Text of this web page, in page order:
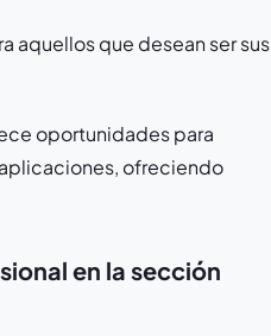
aquellos que desean ser sus
oportunidades para
ofreciendo
en la sección